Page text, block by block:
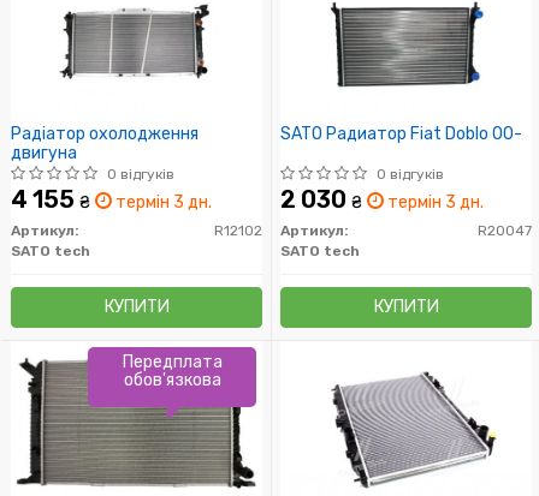
Радіатор охолодження
двигуна
0 відгуків
4 155 ₴ термін 3 дн.
Артикул:
R12102
SATO tech
КУПИТИ
SATO Радиатор Fiat Doblo 00-
0 відгуків
2 030 ₴ термін 3 дн.
Артикул:
R20047
SATO tech
КУПИТИ
Передплата
обов'язкова